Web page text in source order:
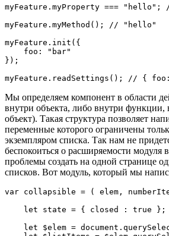
myFeature.myProperty === "hello";
myFeature.myMethod(); // "hello"
myFeature.init({
});
myFeature.readSettings(); // {
Мы определяем компонент в области
внутри объекта, либо внутри
объект). Такая структура позволяет
переменные которого ограничены
экземпляром списка. Так нам не
беспокоиться о расширяемости модуля
проблемы создать на одной странице
списков. Вот модуль, который мы
var collapsible = ( elem,